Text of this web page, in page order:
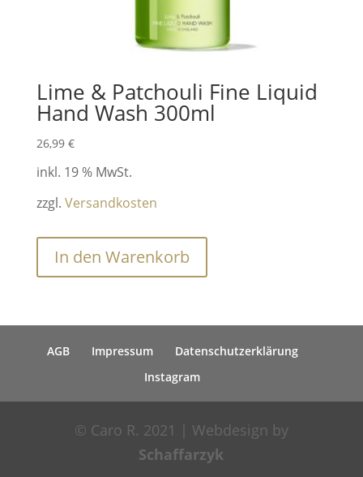
Lime & Patchouli Fine Liquid
Hand Wash 300ml
26,99 €
inkl. 19 % MwSt.
zzgl. Versandkosten
In den Warenkorb
AGB Impressum
Datenschutzerklärung
Instagram
© Caro R. 2021 | Webdesign by
Schaffarzyk